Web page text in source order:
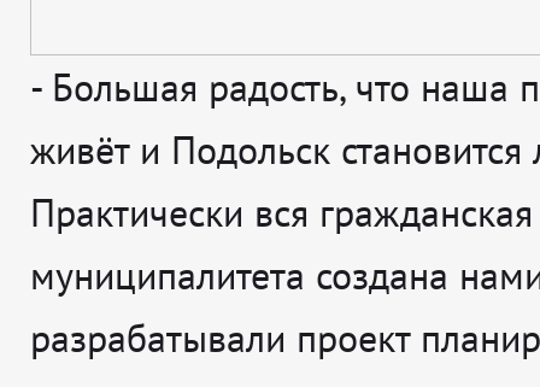
- Большая радость, что наша
живёт и Подольск становится
Практически вся
муниципалитета создана
разрабатывали проект